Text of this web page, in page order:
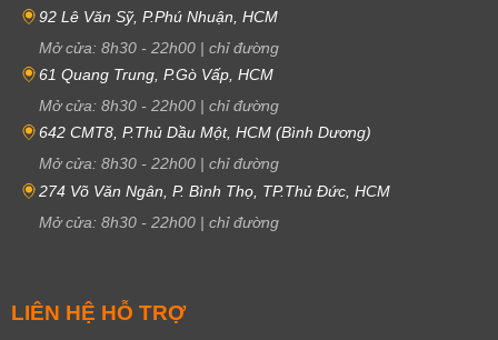
92 Lê Văn Sỹ, P.Phú Nhuận, HCM
Mở cửa: 8h30 - 22h00 | chỉ đường
61 Quang Trung, P.Gò Vấp, HCM
Mở cửa: 8h30 - 22h00 | chỉ đường
642 CMT8, P.Thủ Dầu Một, HCM (Bình Dương)
Mở cửa: 8h30 - 22h00 | chỉ đường
274 Võ Văn Ngân, P. Bình Thọ, TP.Thủ Đức, HCM
Mở cửa: 8h30 - 22h00 | chỉ đường
LIÊN HỆ HỖ TRỢ